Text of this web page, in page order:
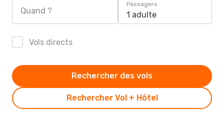
Quand ?
Passagers
1 adulte
Vols directs
Rechercher Vol + Hôtel
Rechercher des vols